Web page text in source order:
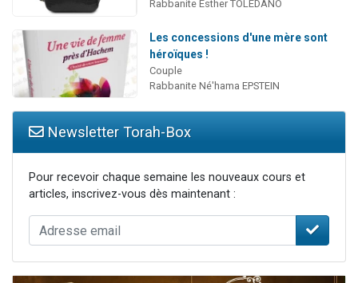
Rabbanite Esther TOLEDANO
Les concessions d'une mère sont
héroïques !
Couple
Rabbanite Né'hama EPSTEIN
Newsletter Torah-Box
Pour recevoir chaque semaine les nouveaux cours et
articles, inscrivez-vous dès maintenant :